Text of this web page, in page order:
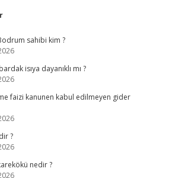
sahibi kim ?
isıya dayanıklı mı ?
faizi kanunen kabul edilmeyen gider
?
nedir ?